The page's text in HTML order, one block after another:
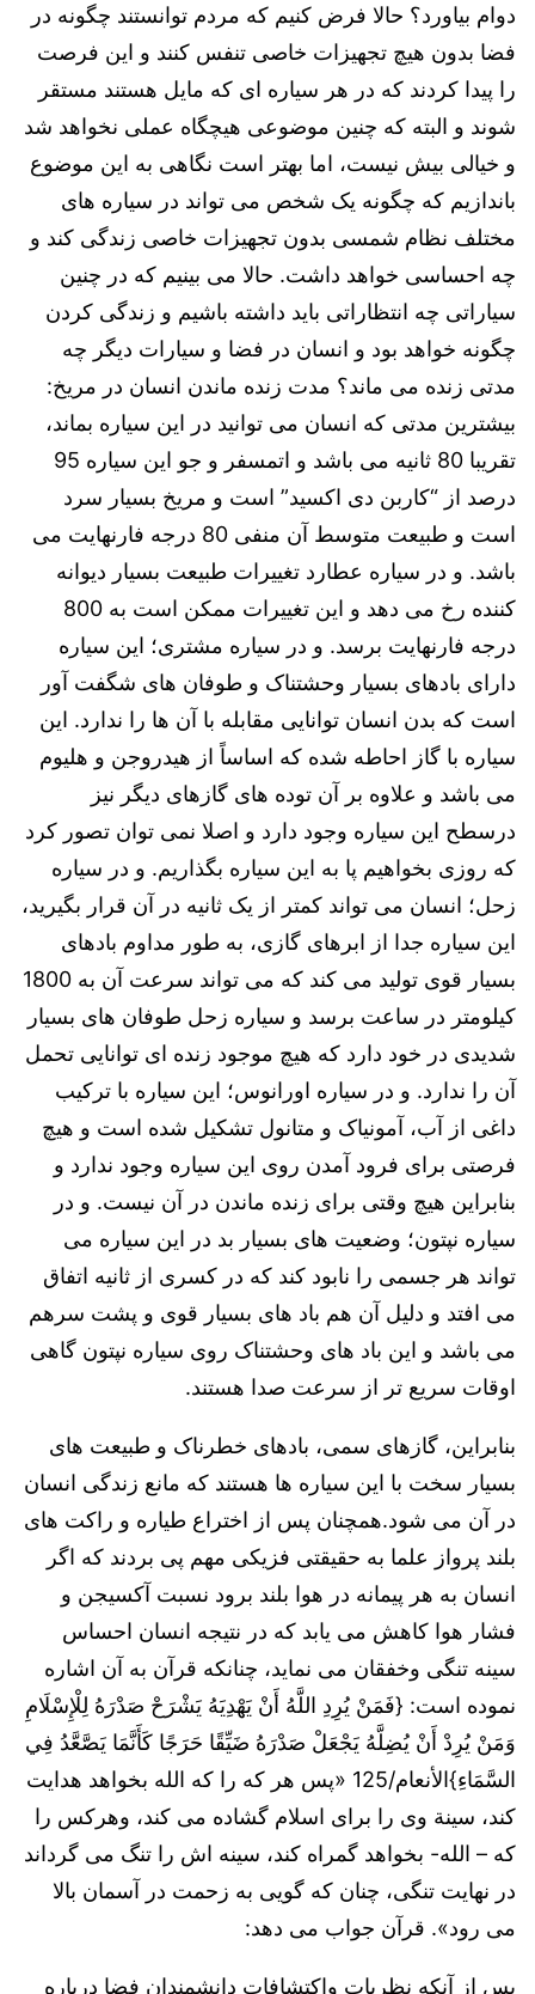
دوام بیاورد؟ حالا فرض کنیم که مردم توانستند چگونه در
فضا بدون هیچ تجهیزات خاصی تنفس کنند و این فرصت
را پیدا کردند که در هر سیاره ای که مایل هستند مستقر
شوند و البته که چنین موضوعی هیچگاه عملی نخواهد شد
و خیالی بیش نیست، اما بهتر است نگاهی به این موضوع
باندازیم که چگونه یک شخص می تواند در سیاره های
مختلف نظام شمسی بدون تجهیزات خاصی زندگی کند و
چه احساسی خواهد داشت. حالا می بینیم که در چنین
سیاراتی چه انتظاراتی باید داشته باشیم و زندگی کردن
چگونه خواهد بود و انسان در فضا و سیارات دیگر چه
مدتی زنده می ماند؟ مدت زنده ماندن انسان در مریخ:
بیشترین مدتی که انسان می توانید در این سیاره بماند،
تقریبا 80 ثانیه می باشد و اتمسفر و جو این سیاره 95
درصد از “کاربن دی اکسید” است و مریخ بسیار سرد
است و طبیعت متوسط آن منفی 80 درجه فارنهایت می
باشد. و در سیاره عطارد تغییرات طبیعت بسیار دیوانه
کننده رخ می دهد و این تغییرات ممکن است به 800
درجه فارنهایت برسد. و در سیاره مشتری؛ این سیاره
دارای بادهای بسیار وحشتناک و طوفان های شگفت آور
است که بدن انسان توانایی مقابله با آن ها را ندارد. این
سیاره با گاز احاطه شده که اساساً از هیدروجن و هلیوم
می باشد و علاوه بر آن توده های گازهای دیگر نیز
درسطح این سیاره وجود دارد و اصلا نمی توان تصور کرد
که روزی بخواهیم پا به این سیاره بگذاریم. و در سیاره
زحل؛ انسان می تواند کمتر از یک ثانیه در آن قرار بگیرید،
این سیاره جدا از ابرهای گازی، به طور مداوم بادهای
بسیار قوی تولید می کند که می تواند سرعت آن به 1800
کیلومتر در ساعت برسد و سیاره زحل طوفان های بسیار
شدیدی در خود دارد که هیچ موجود زنده ای توانایی تحمل
آن را ندارد. و در سیاره اورانوس؛ این سیاره با ترکیب
داغی از آب، آمونیاک و متانول تشکیل شده است و هیچ
فرصتی برای فرود آمدن روی این سیاره وجود ندارد و
بنابراین هیچ وقتی برای زنده ماندن در آن نیست. و در
سیاره نپتون؛ وضعیت های بسیار بد در این سیاره می
تواند هر جسمی را نابود کند که در کسری از ثانیه اتفاق
می افتد و دلیل آن هم باد های بسیار قوی و پشت سرهم
می باشد و این باد های وحشتناک روی سیاره نپتون گاهی
اوقات سریع تر از سرعت صدا هستند.
بنابراین، گازهای سمی، بادهای خطرناک و طبیعت های
بسیار سخت با این سیاره ها هستند که مانع زندگی انسان
در آن می شود.همچنان پس از اختراع طیاره و راکت های
بلند پرواز علما به حقیقتی فزیکی مهم پی بردند که اگر
انسان به هر پیمانه در هوا بلند برود نسبت آکسیجن و
فشار هوا کاهش می یابد که در نتیجه انسان احساس
سینه تنگی وخفقان می نماید، چنانکه قرآن به آن اشاره
نموده است: {فَمَنْ يُرِدِ اللَّهُ أَنْ يَهْدِيَهُ يَشْرَحْ صَدْرَهُ لِلْإِسْلَامِ
وَمَنْ يُرِدْ أَنْ يُضِلَّهُ يَجْعَلْ صَدْرَهُ ضَيِّقًا حَرَجًا كَأَنَّمَا يَصَّعَّدُ فِي
السَّمَاءِ}الأنعام/125 «پس هر که را که الله بخواهد هدایت
کند، سینة وی را برای اسلام گشاده می کند، وهرکس را
که – الله- بخواهد گمراه کند، سینه اش را تنگ می گرداند
در نهایت تنگی، چنان که گویی به زحمت در آسمان بالا
می رود». قرآن جواب می دهد:
پس از آنکه نظریات واکتشافات دانشمندان فضا درباره